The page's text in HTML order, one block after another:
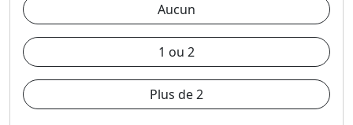
Aucun
1 ou 2
Plus de 2